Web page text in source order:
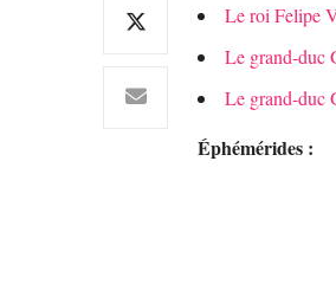
Le roi Felipe
Le grand-duc
Le grand-duc
Éphémérides :